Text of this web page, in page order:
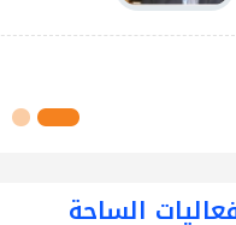
محافظة رفح
الساحة